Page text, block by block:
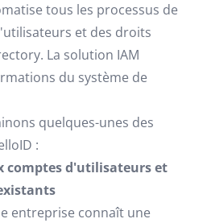
tous les processus de
et des droits
La solution IAM
du système de
quelques-unes des
:
comptes d'utilisateurs et
entreprise connaît une